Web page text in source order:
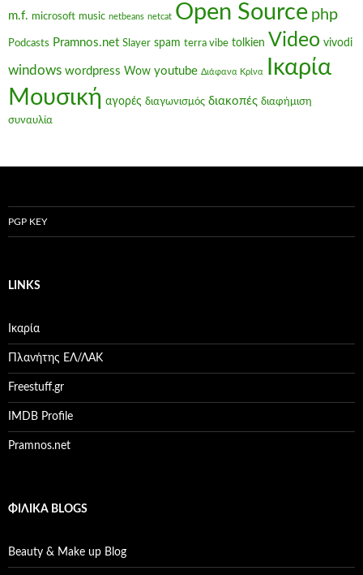
m.f. microsoft music netbeans netcat Open Source php
Podcasts Pramnos.net Slayer spam terra vibe tolkien Video vivodi
windows wordpress Wow youtube Διάφανα Κρίνα Ικαρία
Μουσική αγορές διαγωνισμός διακοπές διαφήμιση
συναυλία
PGP KEY
LINKS
Ικαρία
Πλανήτης ΕΛ/ΛΑΚ
Freestuff.gr
IMDB Profile
Pramnos.net
ΦΙΛΙΚΆ BLOGS
Beauty & Make up Blog